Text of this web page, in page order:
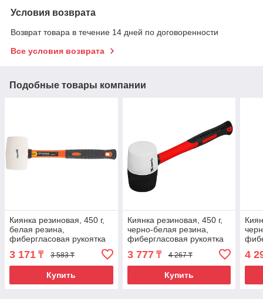
Условия возврата
Возврат товара в течение 14 дней по договоренности
Все условия возврата
Подобные товары компании
Киянка резиновая, 450 г,
белая резина,
фибергласовая рукоятка
3 171 ₸ 3 583 ₸
Купить
Киянка резиновая, 450 г,
черно-белая резина,
фибергласовая рукоятка
3 777₸ 4 267 ₸
Купить
4